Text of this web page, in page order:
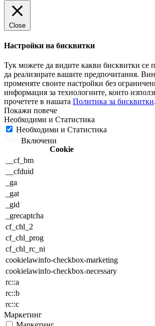
Close
Настройки на бисквитки
Тук можете да видите какви бисквитки се
да реализирате вашите предпочитания.
променяте своите настройки без
информация за технологиите, които
прочетете в нашата Политика за бисквитки.
Необходими и Статистика
Необходими и Статистика
Always Enabled
Cookie
__cf_bm
__cfduid
_ga
_gat
_gid
_grecaptcha
cf_chl_2
cf_chl_prog
cf_chl_rc_ni
cookielawinfo-checkbox-marketing
cookielawinfo-checkbox-necessary
rc::a
rc::b
rc::c
Маркетинг